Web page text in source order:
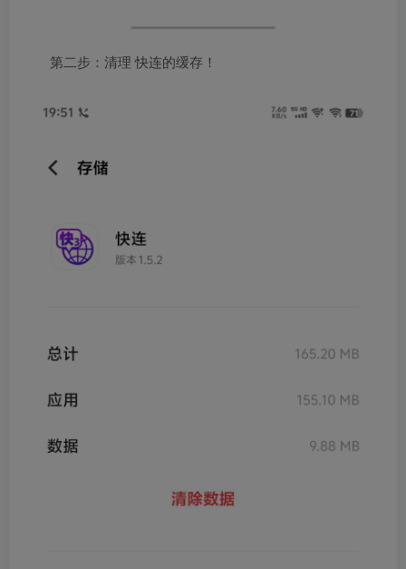
第二步：清理 快连的缓存！